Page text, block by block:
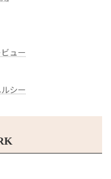
ュー
シー